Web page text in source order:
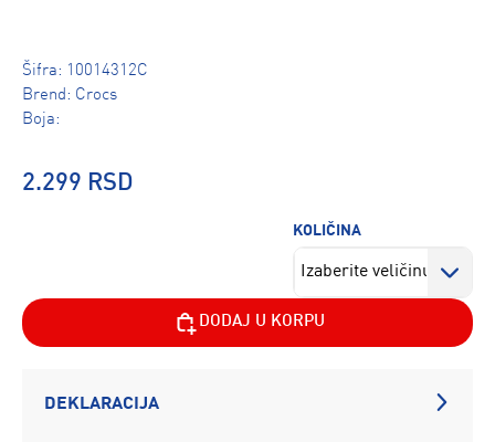
Šifra: 10014312C
Brend: Crocs
Boja:
2.299 RSD
KOLIČINA
DODAJ U KORPU
DEKLARACIJA